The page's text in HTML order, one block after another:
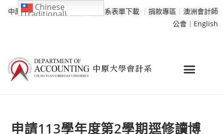
中原大學｜學校行事曆 會計系表單下載 ｜ 捐款專區 ｜ 澳洲會計師
公會｜ English
申請113學年度第2學期逕修讀博
Chinese
(Traditional)